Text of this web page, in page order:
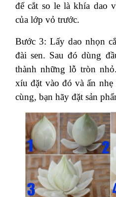
để cắt so le là khía dao
của lớp vỏ trước.
Bước 3: Lấy dao nhọn
đài sen. Sau đó dùng
thành những lỗ tròn
xíu đặt vào đó và ấn
cùng, bạn hãy đặt sản